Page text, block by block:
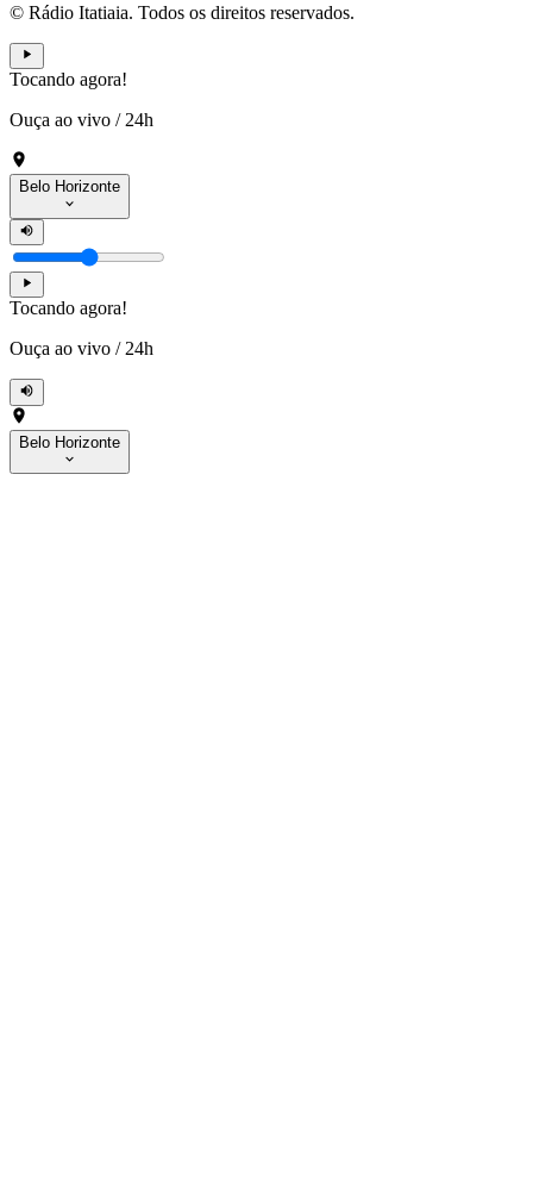
© Rádio Itatiaia. Todos os direitos reservados.
Tocando agora!
Ouça ao vivo / 24h
Belo Horizonte
Tocando agora!
Ouça ao vivo / 24h
Belo Horizonte